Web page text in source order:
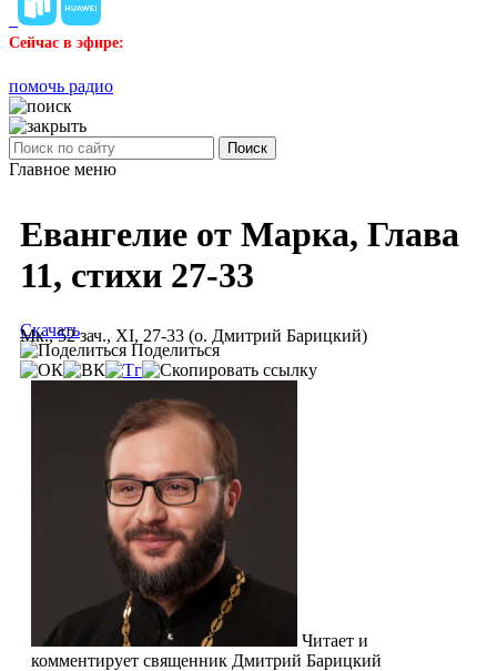
Сейчас в эфире:
помочь радио
Поиск
Главное меню
Евангелие от Марка, Глава
11, стихи 27-33
Мк., 52 зач., XI, 27-33 (о. Дмитрий Барицкий)
Скачать
Поделиться
Читает и
комментирует священник Дмитрий Барицкий